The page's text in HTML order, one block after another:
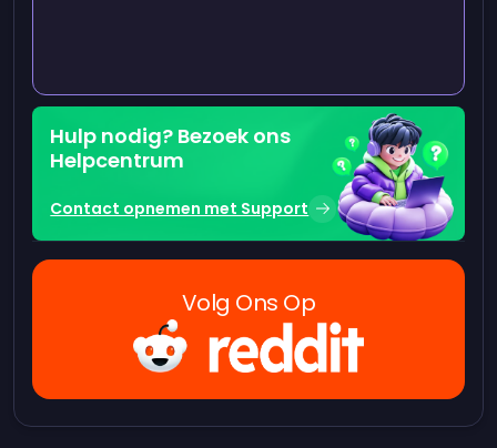
Hulp nodig? Bezoek ons
Helpcentrum
Contact opnemen met Support
Volg Ons Op